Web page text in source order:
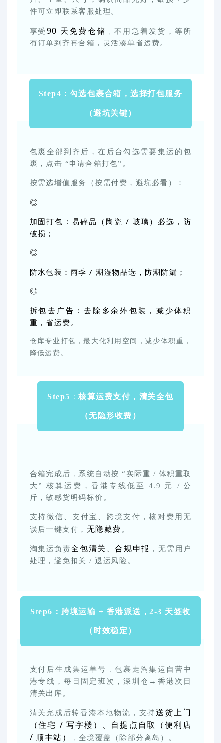
件可立即联系客服处理。
享受 90 天免费仓储 ，不用急着发货，等所
有订单到齐再合箱，灵活凑单省运费。
Step4：勾选包裹合箱，选择打包服务
（避坑关键）
包裹全部到齐后，在后台勾选需要集运的包
裹，点击 “申请合箱打包”。
按需选增值服务（按需付费，避坑必看）：
加固打包：易碎品（陶瓷 / 玻璃）必选，防
破损；
防水包装：雨季 / 潮湿物品选，防潮防漏；
拆包去广告：去除多余外包装，减少体积
重，省运费。
仓库专业打包，最大化利用空间，减少体积重，
降低运费。
Step5：核算运费支付，清关全包
（无隐形收费）
合箱完成后，系统自动按 “实际重 / 体积重取
大” 核算运费，香港专线低至 4.9 元 / 公
斤，敏感货明码标价。
支持微信、支付宝、跨境支付，核对费用无
误后一键支付， 无隐藏费 。
淘集运负责全包清关、合规申报 ，无需用户
处理，避免扣关 / 退运风险。
Step6：跨境运输 + 香港派送，2-3 天签收
（时效稳定）
支付后生成集运单号，包裹走淘集运自营中
港专线，每日固定班次，深圳仓→香港次日
清关出库。
清关完成后转香港本地物流，支持送货上门
（住宅 / 写字楼）、自提点自取（便利店
/ 顺丰站）
，全境覆盖（除部分离岛）。